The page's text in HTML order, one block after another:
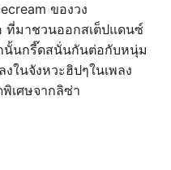
ของวง
ที่มาชวนออกสเต็ปแดนซ์
นั้นกรี๊ดสนั่นกันต่อกับหนุ่ม
ในจังหวะฮิปๆในเพลง
เศษจากลิซ่า